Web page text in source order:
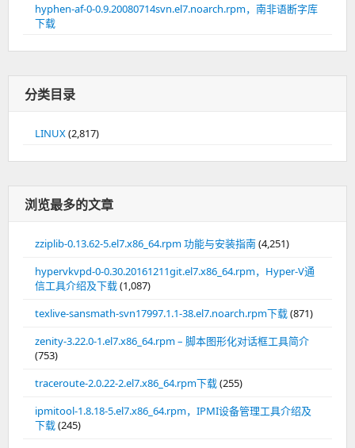
hyphen-af-0-0.9.20080714svn.el7.noarch.rpm，南非语断字库
下载
分类目录
LINUX(2,817)
浏览最多的文章
zziplib-0.13.62-5.el7.x86_64.rpm 功能与安装指南(4,251)
hypervkvpd-0-0.30.20161211git.el7.x86_64.rpm，Hyper-V通
信工具介绍及下载(1,087)
texlive-sansmath-svn17997.1.1-38.el7.noarch.rpm下载(871)
zenity-3.22.0-1.el7.x86_64.rpm – 脚本图形化对话框工具简介
(753)
traceroute-2.0.22-2.el7.x86_64.rpm下载(255)
ipmitool-1.8.18-5.el7.x86_64.rpm，IPMI设备管理工具介绍及
下载(245)